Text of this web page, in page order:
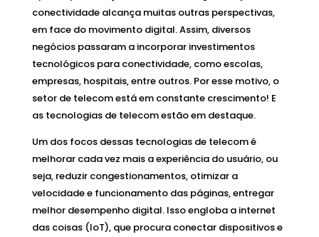
conectividade alcança muitas outras perspectivas,
em face do movimento digital. Assim, diversos
negócios passaram a incorporar investimentos
tecnológicos para conectividade, como escolas,
empresas, hospitais, entre outros. Por esse motivo, o
setor de telecom está em constante crescimento! E
as tecnologias de telecom estão em destaque.
Um dos focos dessas tecnologias de telecom é
melhorar cada vez mais a experiência do usuário, ou
seja, reduzir congestionamentos, otimizar a
velocidade e funcionamento das páginas, entregar
melhor desempenho digital. Isso engloba a internet
das coisas (IoT), que procura conectar dispositivos e